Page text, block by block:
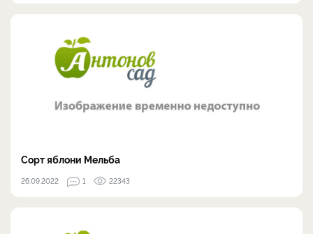
Сорт яблони Мельба
26.09.2022 1 22343